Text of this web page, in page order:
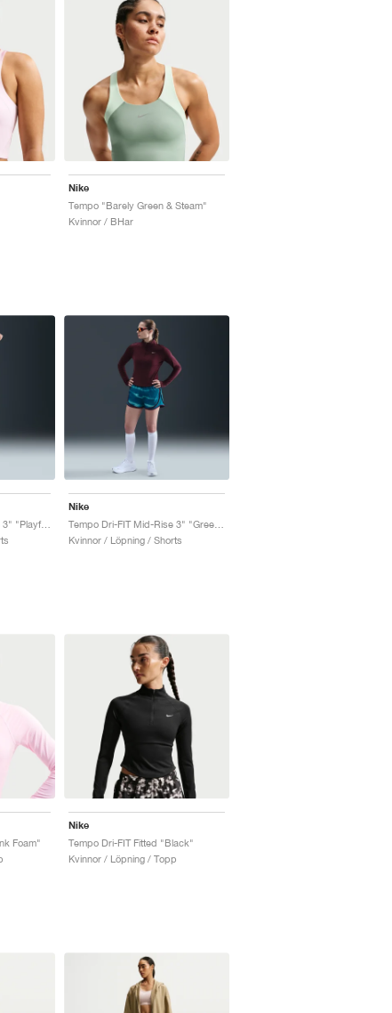
Nike
Tempo "Barely Green & Steam"
Kvinnor / BHar
Tempo Dri-FIT Mid-Rise 3" "Playful Pink & Fire Pink"
Nike
Kvinnor / Löpning / Shorts
Foam"
Nike
Tempo Dri-FIT Fitted "Black"
Kvinnor / Löpning / Topp